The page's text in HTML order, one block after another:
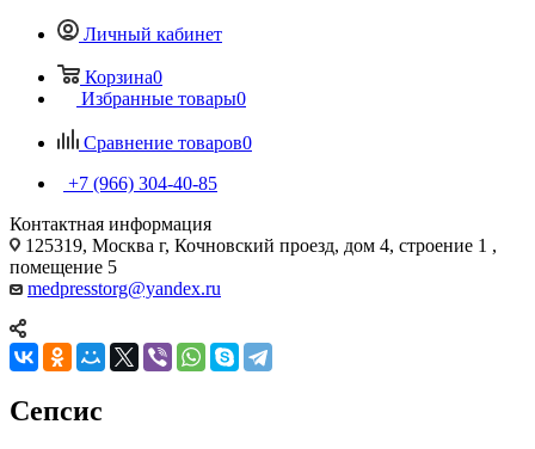
Личный кабинет
Корзина0
Избранные товары0
Сравнение товаров0
+7 (966) 304-40-85
Контактная информация
125319, Москва г, Кочновский проезд, дом 4, строение 1 ,
помещение 5
medpresstorg@yandex.ru
Сепсис